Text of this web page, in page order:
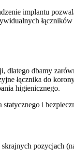
implantu
dlatego dbamy
łącznika do
higienicznego.
i
pozycjach